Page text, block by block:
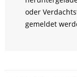
oder
gemeldet